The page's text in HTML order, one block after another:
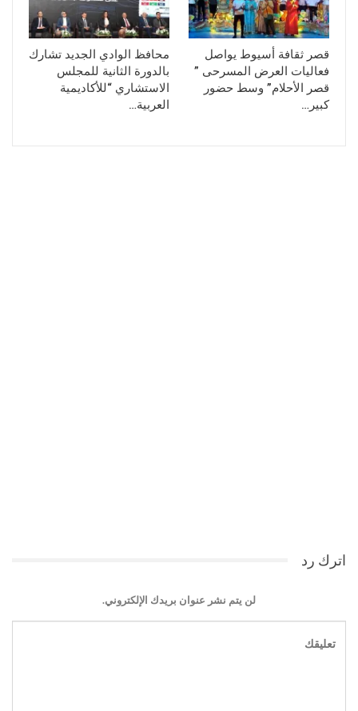
قصر ثقافة أسيوط يواصل
فعاليات العرض المسرحى ”
قصر الأحلام” وسط حضور
كبير…
محافظ الوادي الجديد تشارك
بالدورة الثانية للمجلس
الاستشاري “للأكاديمية
العربية…
اترك رد
لن يتم نشر عنوان بريدك الإلكتروني.